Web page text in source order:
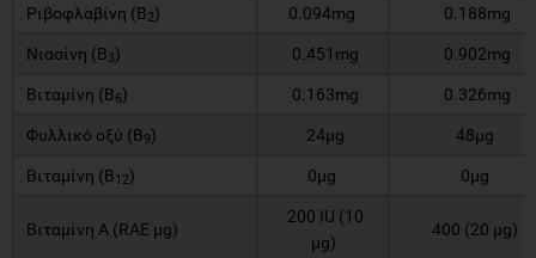
Ριβοφλαβίνη (B2) 0.094mg 0.188mg
Νιασίνη (B3) 0.451mg 0.902mg
Βιταμίνη (B6) 0.163mg 0.326mg
Φυλλικό οξύ (B9) 24μg 48μg
Βιταμίνη (B12) 0μg 0μg
Βιταμίνη Α (RAE μg)
200 IU (10
μg)
400 (20 μg)